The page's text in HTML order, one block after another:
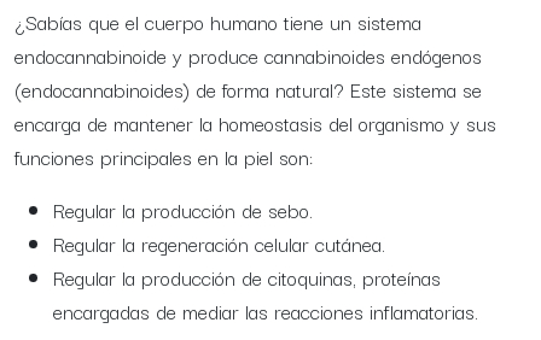
¿Sabías que el cuerpo humano tiene un sistema
endocannabinoide y produce cannabinoides endógenos
(endocannabinoides) de forma natural? Este sistema se
encarga de mantener la homeostasis del organismo y sus
funciones principales en la piel son:
Regular la producción de sebo.
Regular la regeneración celular cutánea.
Regular la producción de citoquinas, proteínas
encargadas de mediar las reacciones inflamatorias.